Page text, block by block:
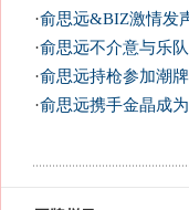
·俞思远&BIZ激情发
·俞思远不介意与乐
·俞思远持枪参加潮
·俞思远携手金晶成